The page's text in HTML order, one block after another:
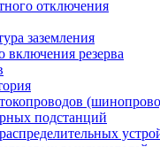
отключения
заземления
включения резерва
подстанций